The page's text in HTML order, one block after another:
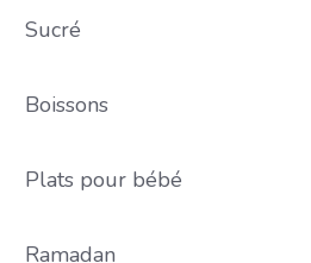
Sucré
Boissons
Plats pour bébé
Ramadan